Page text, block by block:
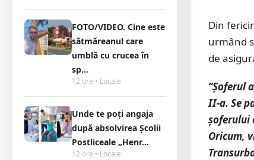
FOTO/VIDEO. Cine este
sătmăreanul care
umblă cu crucea în
sp...
12 ore • Locale
Unde te poți angaja
după absolvirea Școlii
Postliceale „Henr...
12 ore • Locale
Din
urmând
de
”Șoferul
II-a. Se
șoferului
Oricum,